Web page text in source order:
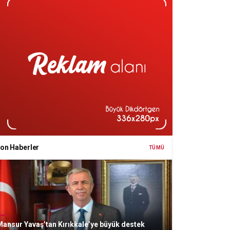
Haberler TÜMÜ
Yavaş’tan Kırıkkale’ye büyük destek